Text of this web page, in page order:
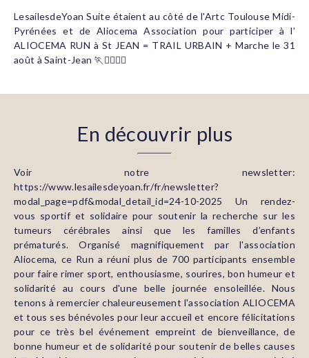
LesailesdeYoan Suite étaient au côté de l'Artc Toulouse Midi-
Pyrénées et de Aliocema Association pour participer à l’
ALIOCEMA RUN à St JEAN = TRAIL URBAIN + Marche le 31
août à Saint-Jean 🏃🏃‍♀️🏃‍♂️
En découvrir plus
Voir notre newsletter:
https://www.lesailesdeyoan.fr/fr/newsletter?
modal_page=pdf&modal_detail_id=24-10-2025 Un rendez-
vous sportif et solidaire pour soutenir la recherche sur les
tumeurs cérébrales ainsi que les familles d’enfants
prématurés. Organisé magnifiquement par l'association
Aliocema, ce Run a réuni plus de 700 participants ensemble
pour faire rimer sport, enthousiasme, sourires, bon humeur et
solidarité au cours d'une belle journée ensoleillée. Nous
tenons à remercier chaleureusement l'association ALIOCEMA
et tous ses bénévoles pour leur accueil et encore félicitations
pour ce très bel événement empreint de bienveillance, de
bonne humeur et de solidarité pour soutenir de belles causes